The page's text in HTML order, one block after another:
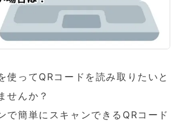
使ってQRコードを読み取りたいと
せんか？
で簡単にスキャンできるQRコード